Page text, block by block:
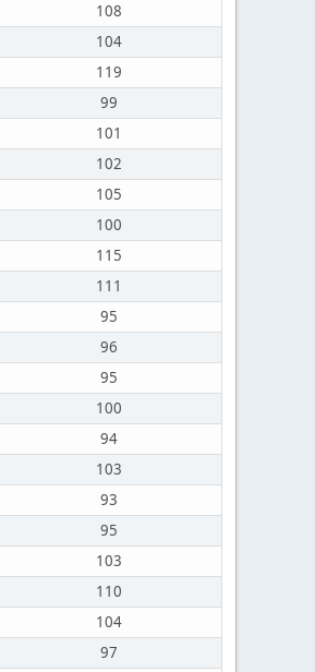
108
104
119
99
101
102
105
100
115
111
95
96
95
100
94
103
93
95
103
110
104
97